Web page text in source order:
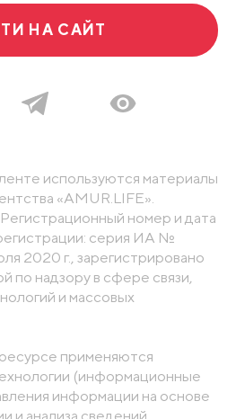
НА САЙТ
используются материалы
«AMUR.LIFE».
номер и дата
серия ИА №
2020 г., зарегистрировано
по надзору в сфере связи,
и массовых
применяются
(информационные
информации на основе